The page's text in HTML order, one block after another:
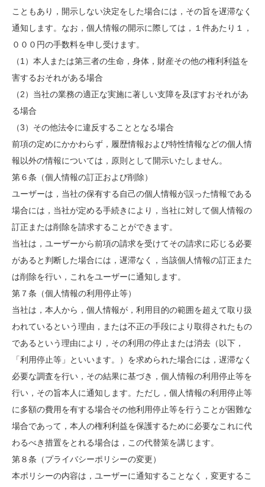
こともあり，開示しない決定をした場合には，その旨を遅滞なく
通知します。なお，個人情報の開示に際しては，１件あたり１，
０００円の手数料を申し受けます。
（1）本人または第三者の生命，身体，財産その他の権利利益を
害するおそれがある場合
（2）当社の業務の適正な実施に著しい支障を及ぼすおそれがあ
る場合
（3）その他法令に違反することとなる場合
前項の定めにかかわらず，履歴情報および特性情報などの個人情
報以外の情報については，原則として開示いたしません。
第６条（個人情報の訂正および削除）
ユーザーは，当社の保有する自己の個人情報が誤った情報である
場合には，当社が定める手続きにより，当社に対して個人情報の
訂正または削除を請求することができます。
当社は，ユーザーから前項の請求を受けてその請求に応じる必要
があると判断した場合には，遅滞なく，当該個人情報の訂正また
は削除を行い，これをユーザーに通知します。
第７条（個人情報の利用停止等）
当社は，本人から，個人情報が，利用目的の範囲を超えて取り扱
われているという理由，または不正の手段により取得されたもの
であるという理由により，その利用の停止または消去（以下，
「利用停止等」といいます。）を求められた場合には，遅滞なく
必要な調査を行い，その結果に基づき，個人情報の利用停止等を
行い，その旨本人に通知します。ただし，個人情報の利用停止等
に多額の費用を有する場合その他利用停止等を行うことが困難な
場合であって，本人の権利利益を保護するために必要なこれに代
わるべき措置をとれる場合は，この代替策を講じます。
第８条（プライバシーポリシーの変更）
本ポリシーの内容は，ユーザーに通知することなく，変更するこ